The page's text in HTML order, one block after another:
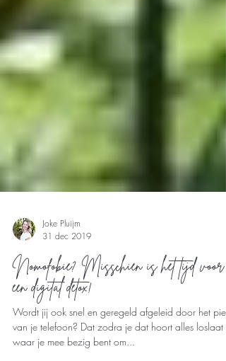
Joke Pluijm
31 dec 2019
Nomofobie? Misschien is het tijd voor
een digital detox!
Wordt jij ook snel en geregeld afgeleid door het